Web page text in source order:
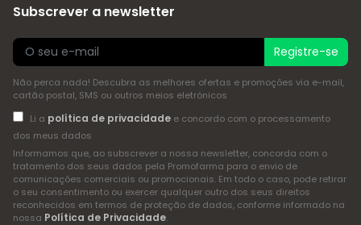
Subscrever a newsletter
Registre-se
Não perca nada! Descubra as melhores ofertas e promoções via e-mail,
cartão postal, SMS ou outros meios eletrónicos
Li a política de privacidadee concordo com o processamento
dos meus dados
Informamos que, ao subscrever a nossa newsletter, concorda com o
tratamento dos seus dados pela Promofarma para o envio de
comunicações comerciais ou promocionais. Em todo o caso, pode retirar
o seu consentimento ou exercer qualquer outro dos seus direitos
reconhecidos em termos de proteção de dados, conforme informado na
nossa Política de Privacidade.